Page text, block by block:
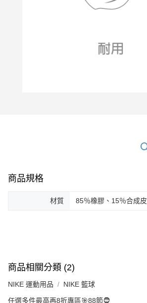
商品規格
材質 85％橡膠、15％合成皮
商品相關分類 (2)
NIKE 運動用品 NIKE 籃球
任選多件最高再8折專區🎯88節🧔